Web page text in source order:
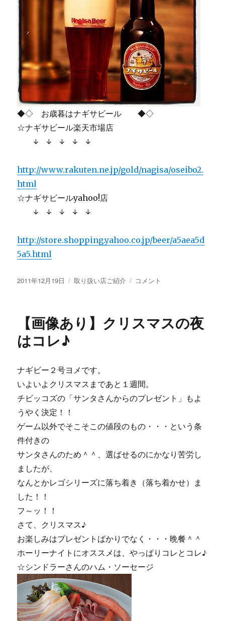
◆◇ お歳暮はナギサビール ◆◇
☆ナギサビール楽天市場店
↓ ↓ ↓ ↓ ↓
http://www.rakuten.ne.jp/gold/nagisa/oseibo2.
html
☆ナギサビールyahoo!店
↓ ↓ ↓ ↓ ↓
http://store.shopping.yahoo.co.jp/beer/a5aea5d
5a5.html
投
2011年12月19日
カ
ー
取り扱い店ご紹介
【画
パ
♪
に
コメント
【画像あり】クリスマスの夜
はコレ♪
ナギビー２号ヨメです。
いよいよクリスマスまであと１週間。
チビッコズの「サンタさんからのプレゼント」もよ
うやく決定！！
ゲーム以外でそこそこの値段のもの・・・という条
件付きの
サンタさんのため＾＾、選ばせるのにかなり苦労し
ましたが、
なんとかレゴシリーズに落ち着き（落ち着かせ）ま
した！！
フ～ッ！！
さて、クリスマス♪
お楽しみはプレゼントばかりでなく・・・晩餐＾＾
ホーリーナイトにオススメは、やっぱりコレとコレ♪
☆シンドラーさんのハム・ソーセージ